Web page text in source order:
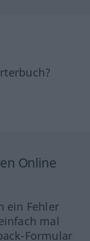
Online
ein Fehler
mal
Formular